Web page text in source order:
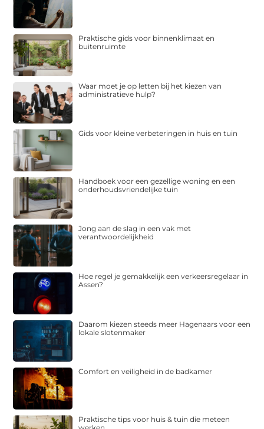
Praktische gids voor binnenklimaat en
buitenruimte
Waar moet je op letten bij het kiezen van
administratieve hulp?
Gids voor kleine verbeteringen in huis en tuin
Handboek voor een gezellige woning en een
onderhoudsvriendelijke tuin
Jong aan de slag in een vak met
verantwoordelijkheid
Hoe regel je gemakkelijk een verkeersregelaar in
Assen?
Daarom kiezen steeds meer Hagenaars voor een
lokale slotenmaker
Comfort en veiligheid in de badkamer
Praktische tips voor huis & tuin die meteen